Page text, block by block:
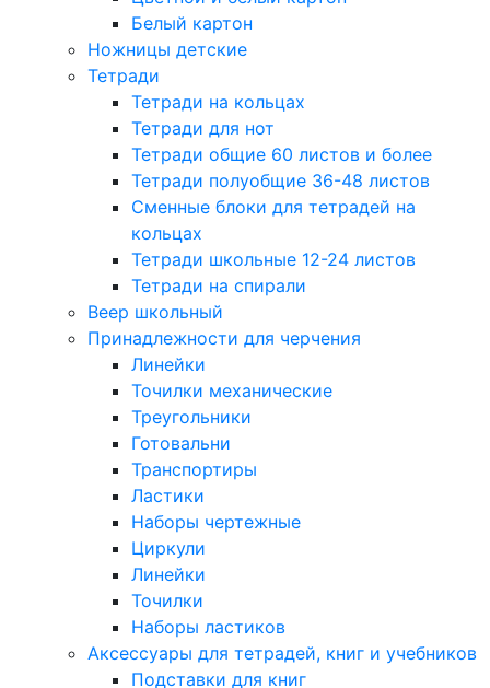
Белый картон
Ножницы детские
Тетради
Тетради на кольцах
Тетради для нот
Тетради общие 60 листов и более
Тетради полуобщие 36-48 листов
Сменные блоки для тетрадей на
кольцах
Тетради школьные 12-24 листов
Тетради на спирали
Веер школьный
Принадлежности для черчения
Линейки
Точилки механические
Треугольники
Готовальни
Транспортиры
Ластики
Наборы чертежные
Циркули
Линейки
Точилки
Наборы ластиков
Аксессуары для тетрадей, книг и учебников
Подставки для книг